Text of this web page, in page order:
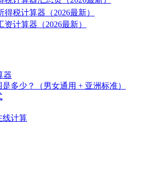
得税计算器（2026最新）
计算器（2026最新）
器
多少？（男女通用 + 亚洲标准）
线计算